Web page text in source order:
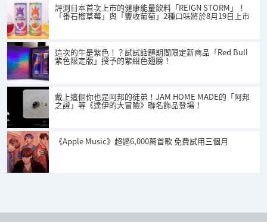
評測日本首次上市的健康能量飲料「REIGN STORM」！
「番石榴草莓」與「豐收葡萄」2種口味將於8月19日上市
這次的牛是紫色！？試試話題期間限定新商品「Red Bull
紫色限定版」授予的紫紺色翅膀！
戴上這個你也是阿邦的徒弟！JAM HOME MADE的「阿邦
之證」等《達伊的大冒險》聯名飾品登場！
《Apple Music》超過6,000萬首歌 免費試用三個月